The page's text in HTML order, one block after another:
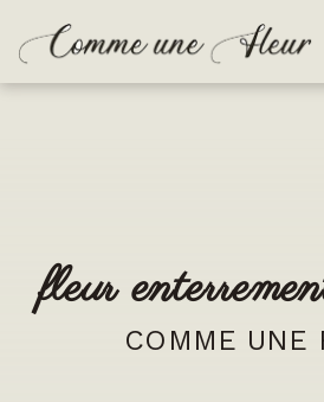
fleur
COMME UNE